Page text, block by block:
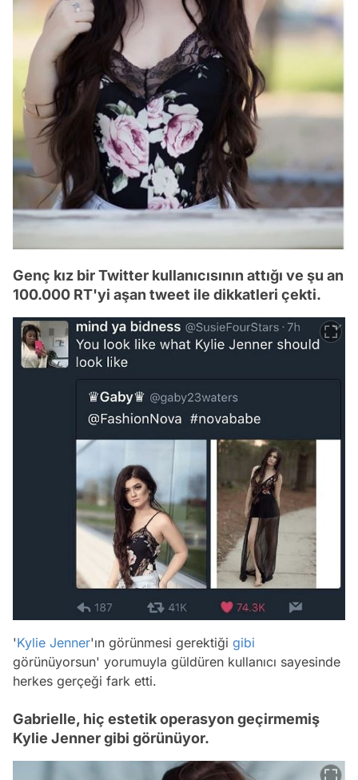
Genç kız bir Twitter kullanıcısının attığı ve şu an
100.000 RT'yi aşan tweet ile dikkatleri çekti.
'Kylie Jenner'ın görünmesi gerektiği gibi
görünüyorsun' yorumuyla güldüren kullanıcı sayesinde
herkes gerçeği fark etti.
Gabrielle, hiç estetik operasyon geçirmemiş
Kylie Jenner gibi görünüyor.